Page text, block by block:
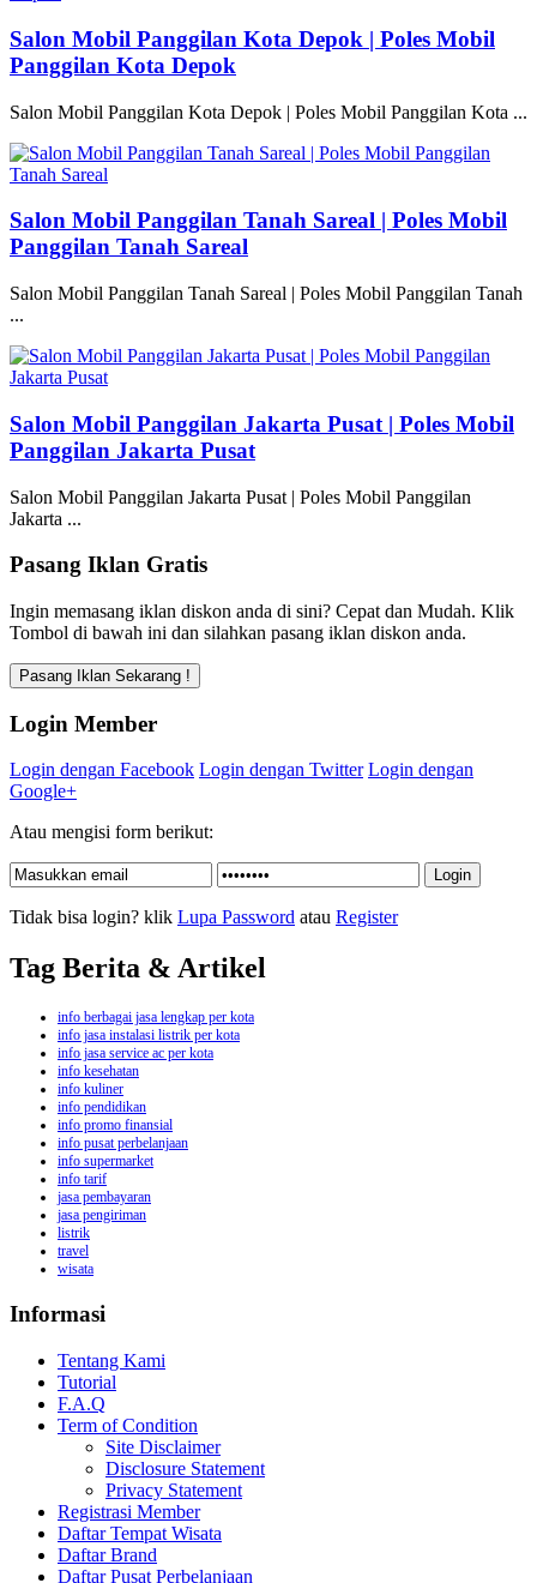
Salon Mobil Panggilan Kota Depok | Poles Mobil
Panggilan Kota Depok
Salon Mobil Panggilan Kota Depok | Poles Mobil Panggilan Kota ...
Salon Mobil Panggilan Tanah Sareal | Poles Mobil
Panggilan Tanah Sareal
Salon Mobil Panggilan Tanah Sareal | Poles Mobil Panggilan Tanah
...
Salon Mobil Panggilan Jakarta Pusat | Poles Mobil
Panggilan Jakarta Pusat
Salon Mobil Panggilan Jakarta Pusat | Poles Mobil Panggilan
Jakarta ...
Pasang Iklan Gratis
Ingin memasang iklan diskon anda di sini? Cepat dan Mudah. Klik
Tombol di bawah ini dan silahkan pasang iklan diskon anda.
Login Member
Login dengan Facebook Login dengan Twitter Login dengan
Google+
Atau mengisi form berikut:
Tidak bisa login? klik Lupa Password atau Register
Tag Berita & Artikel
info berbagai jasa lengkap per kota
info jasa instalasi listrik per kota
info jasa service ac per kota
info kesehatan
info kuliner
info pendidikan
info promo finansial
info pusat perbelanjaan
info supermarket
info tarif
jasa pembayaran
jasa pengiriman
listrik
travel
wisata
Informasi
Tentang Kami
Tutorial
F.A.Q
Term of Condition
Site Disclaimer
Disclosure Statement
Privacy Statement
Registrasi Member
Daftar Tempat Wisata
Daftar Brand
Daftar Pusat Perbelanjaan